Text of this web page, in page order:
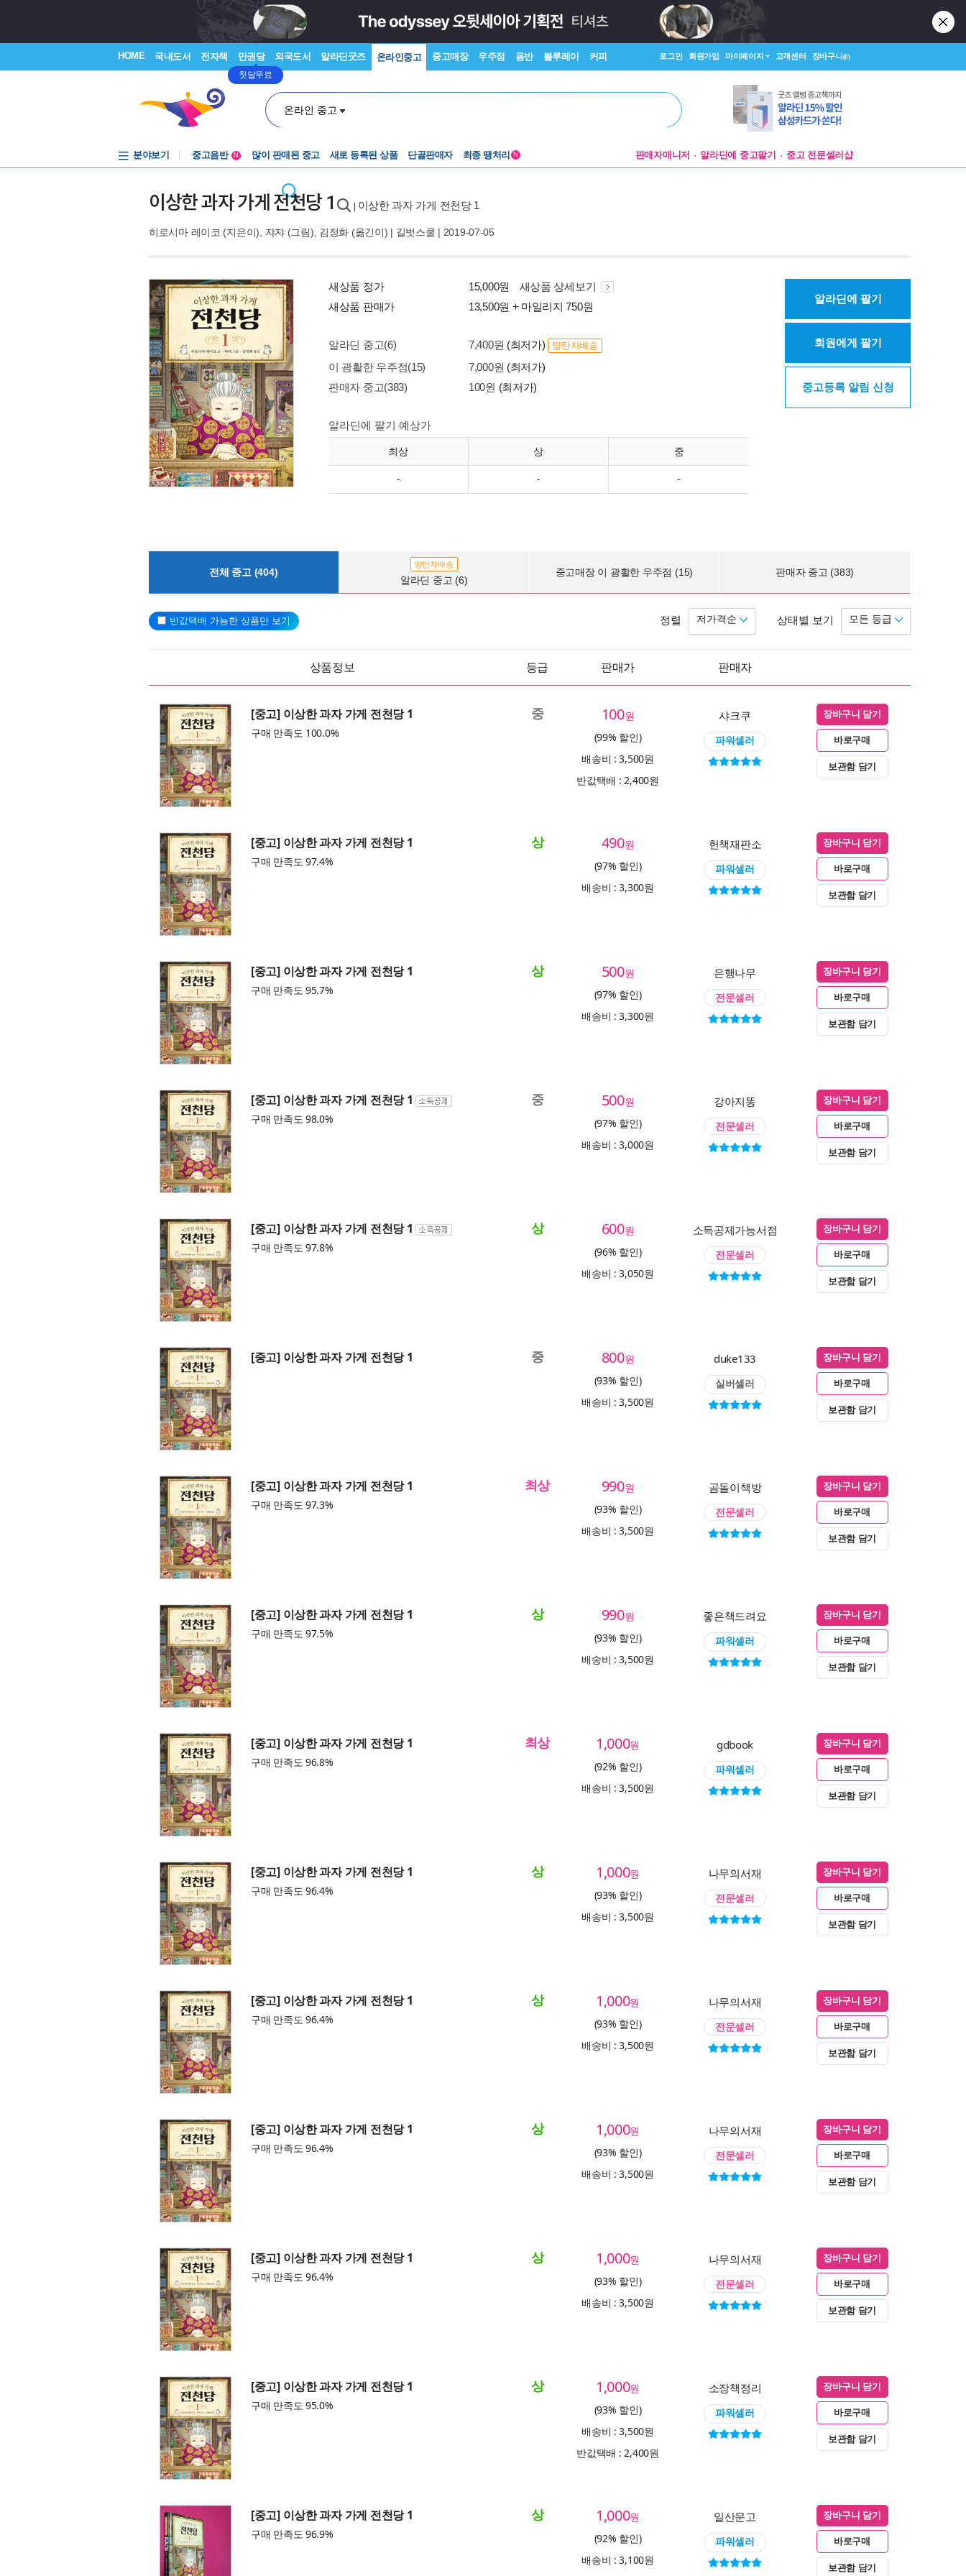
HOME 국내도서 전자책 만권당
첫달무료
외국도서 알라딘굿즈 온라인중고 중고매장 우주점 음반 블루레이 커피 로그인 회원가입 마이페이지 고객센터 장바구니(0)
온라인 중고
분야보기
중고음반
중고음반
N 많이 판매된 중고 새로 등록된 상품 단골판매자 최종 땡처리 N 판매자매니저 알라딘에 중고팔기 중고 전문셀러샵
이상한 과자 가게 전천당 1 이상한 과자 가게 전천당 1
히로시마 레이코 (지은이), 쟈쟈(그림), 김정화 (옮긴이) | 길벗스쿨 | 2019-07-05
새상품 정가 15,000원
새상품 상세보기
새상품 판매가
13,500원 + 마일리지 750원
알라딘 중고(6) 7,400원 (최저가) 양탄자배송
이 광활한 우주점(15) 7,000원 (최저가)
판매자 중고(383)
100원 (최저가)
알라딘에 팔기 예상가
최상 상 중
- - -
알라딘에 팔기
회원에게 팔기
중고등록 알림 신청
전체 중고 (404)
양탄자배송
알라딘 중고 (6)
중고매장 이 광활한 우주점 (15) 판매자 중고 (383)
반값택배 가능한 상품만 보기 상태별 보기 모든 등급
정렬 저가격순
상품정보 등급 판매가 판매자
[중고] 이상한 과자 가게 전천당 1
구매 만족도 100.0%
중 100원
(99% 할인)
배송비 : 3,500원
반값택배 : 2,400원
샤크쿠
파워셀러
장바구니 담기
바로구매
보관함 담기
[중고] 이상한 과자 가게 전천당 1
구매 만족도 97.4%
상 490원
(97% 할인)
배송비 : 3,300원
헌책재판소
파워셀러
장바구니 담기
바로구매
보관함 담기
[중고] 이상한 과자 가게 전천당 1
구매 만족도 95.7%
상 500원
(97% 할인)
배송비 : 3,300원
은행나무
전문셀러
장바구니 담기
바로구매
보관함 담기
[중고] 이상한 과자 가게 전천당 1
구매 만족도 98.0%
중 500원
(97% 할인)
배송비 : 3,000원
강아지똥
전문셀러
장바구니 담기
바로구매
보관함 담기
[중고] 이상한 과자 가게 전천당 1
구매 만족도 97.8%
상 600원
(96% 할인)
배송비 : 3,050원
소득공제가능서점
전문셀러
장바구니 담기
바로구매
보관함 담기
[중고] 이상한 과자 가게 전천당 1 중 800원
(93% 할인)
배송비 : 3,500원
duke133
실버셀러
장바구니 담기
바로구매
보관함 담기
[중고] 이상한 과자 가게 전천당 1
구매 만족도 97.3%
최상 990원
(93% 할인)
배송비 : 3,500원
곰돌이책방
전문셀러
장바구니 담기
바로구매
보관함 담기
[중고] 이상한 과자 가게 전천당 1
구매 만족도 97.5%
상 990원
(93% 할인)
배송비 : 3,500원
좋은책드려요
파워셀러
장바구니 담기
바로구매
보관함 담기
[중고] 이상한 과자 가게 전천당 1
구매 만족도 96.8%
최상 1,000원
(92% 할인)
배송비 : 3,500원
gdbook
파워셀러
장바구니 담기
바로구매
보관함 담기
[중고] 이상한 과자 가게 전천당 1
구매 만족도 96.4%
상 1,000원
(93% 할인)
배송비 : 3,500원
나무의서재
전문셀러
장바구니 담기
바로구매
보관함 담기
[중고] 이상한 과자 가게 전천당 1
구매 만족도 96.4%
상 1,000원
(93% 할인)
배송비 : 3,500원
나무의서재
전문셀러
장바구니 담기
바로구매
보관함 담기
[중고] 이상한 과자 가게 전천당 1
구매 만족도 96.4%
상 1,000원
(93% 할인)
배송비 : 3,500원
나무의서재
전문셀러
장바구니 담기
바로구매
보관함 담기
[중고] 이상한 과자 가게 전천당 1
구매 만족도 96.4%
상 1,000원
(93% 할인)
배송비 : 3,500원
나무의서재
전문셀러
장바구니 담기
바로구매
보관함 담기
[중고] 이상한 과자 가게 전천당 1
구매 만족도 95.0%
상 1,000원
(93% 할인)
배송비 : 3,500원
반값택배 : 2,400원
소장책정리
파워셀러
장바구니 담기
바로구매
보관함 담기
[중고] 이상한 과자 가게 전천당 1
구매 만족도 96.9%
상 1,000원
(92% 할인)
배송비 : 3,100원
일산문고
파워셀러
장바구니 담기
바로구매
보관함 담기